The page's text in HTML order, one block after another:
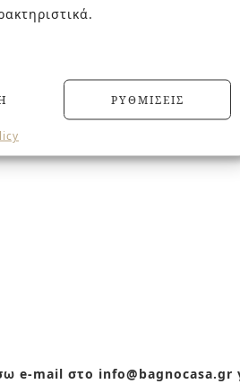
ΡΥΘΜΊΣΕΙΣ
το Danae συνδυάζει
το
e-mail στο